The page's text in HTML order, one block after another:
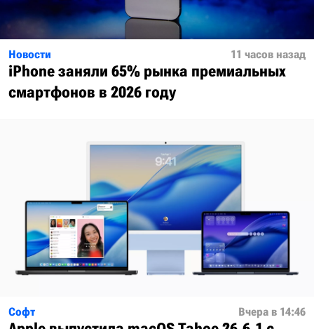
Новости 11 часов назад
iPhone заняли 65% рынка премиальных
смартфонов в 2026 году
Софт Вчера в 14:46